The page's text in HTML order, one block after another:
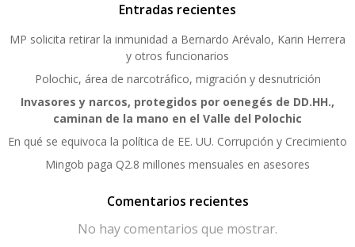
Entradas recientes
MP solicita retirar la inmunidad a Bernardo Arévalo, Karin Herrera
y otros funcionarios
Polochic, área de narcotráfico, migración y desnutrición
Invasores y narcos, protegidos por oenegés de DD.HH.,
caminan de la mano en el Valle del Polochic
En qué se equivoca la política de EE. UU. Corrupción y Crecimiento
Mingob paga Q2.8 millones mensuales en asesores
Comentarios recientes
No hay comentarios que mostrar.